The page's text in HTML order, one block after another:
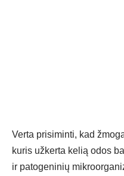
Verta prisiminti, kad
kuris užkerta kelią odos
ir patogeninių